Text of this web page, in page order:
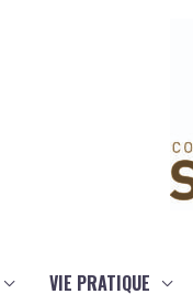
VIE PRATIQUE